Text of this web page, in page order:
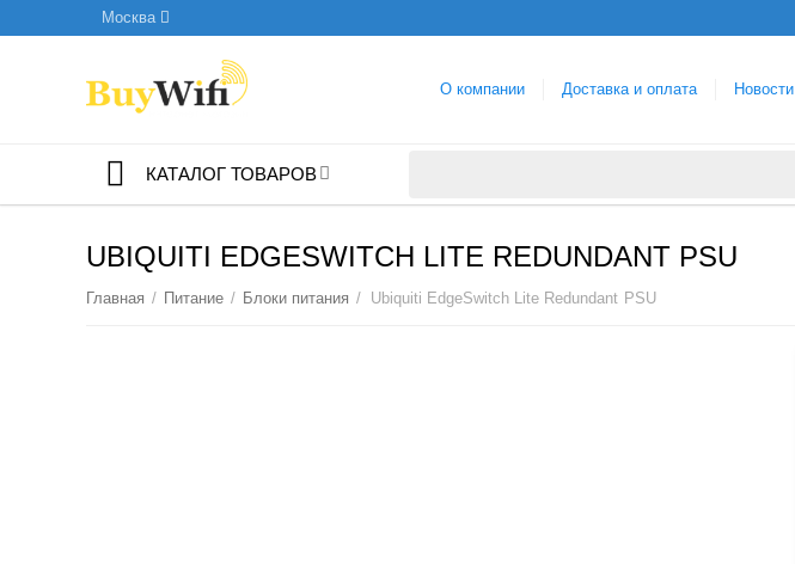
Москва
О компании Доставка и оплата Новости
КАТАЛОГ ТОВАРОВ
UBIQUITI EDGESWITCH LITE REDUNDANT PSU
Главная / Питание / Блоки питания / Ubiquiti EdgeSwitch Lite Redundant PSU